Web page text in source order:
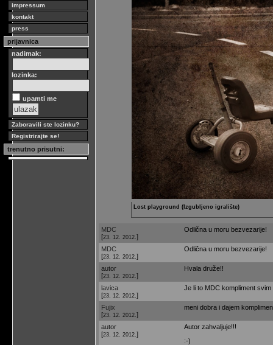
impressum
kontakt
press
prijavnica
nadimak:
lozinka:
upamti me
Zaboravili ste lozinku?
Registrirajte se!
trenutno prisutni:
Lost playground (Izgubljeno igralište)
MDC
[23. 12. 2012. ]
Odlična u moru bezvezarije!
MDC
[23. 12. 2012. ]
Odlična u moru bezvezarije!
autor
[23. 12. 2012. ]
Hvala druže!!
lavica
[23. 12. 2012. ]
Je li to MDC kompliment
Fujix
[23. 12. 2012. ]
meni dobra i dajem
autor
[23. 12. 2012. ]
Autor zahvaljuje!!!
:-)